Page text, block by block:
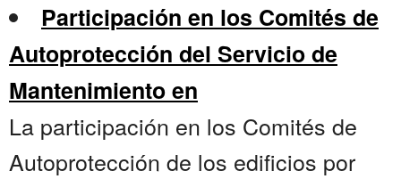
Participación en los Comités de
Autoprotección del Servicio de
Mantenimiento en
La participación en los Comités de
Autoprotección de los edificios por